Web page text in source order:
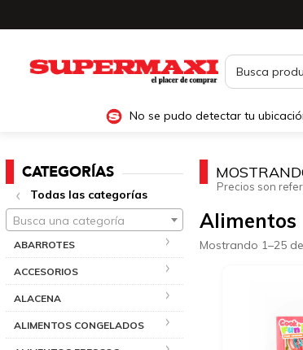
No se pudo detectar tu
CATEGORÍAS
Todas las categorías
Busca una categoría
ABARROTES
ACCESORIOS
ALACENA
ALIMENTOS CONGELADOS
Precios son
Alimentos
Mostrando 1–25